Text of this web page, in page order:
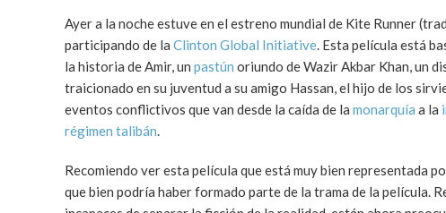
Ayer a la noche estuve en el estreno mundial de Kite Runner
participando de la Clinton Global Initiative. Esta película está
la historia de Amir, un pastún oriundo de Wazir Akbar Khan, un
traicionado en su juventud a su amigo Hassan, el hijo de los
eventos conflictivos que van desde la caída de la monarquía a la
régimen talibán.
Recomiendo ver esta película que está muy bien representada
que bien podría haber formado parte de la trama de la película.